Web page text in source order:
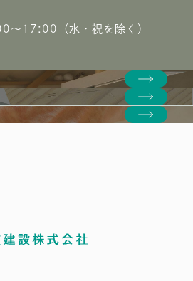
17:00（水・祝を除く）